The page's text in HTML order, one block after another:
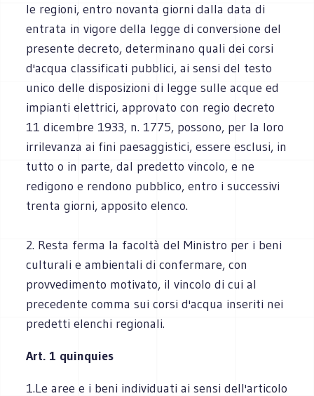
le regioni, entro novanta giorni dalla data di
entrata in vigore della legge di conversione del
presente decreto, determinano quali dei corsi
d'acqua classificati pubblici, ai sensi del testo
unico delle disposizioni di legge sulle acque ed
impianti elettrici, approvato con regio decreto
11 dicembre 1933, n. 1775, possono, per la loro
irrilevanza ai fini paesaggistici, essere esclusi, in
tutto o in parte, dal predetto vincolo, e ne
redigono e rendono pubblico, entro i successivi
trenta giorni, apposito elenco.
2. Resta ferma la facoltà del Ministro per i beni
culturali e ambientali di confermare, con
provvedimento motivato, il vincolo di cui al
precedente comma sui corsi d'acqua inseriti nei
predetti elenchi regionali.
Art. 1 quinquies
1.Le aree e i beni individuati ai sensi dell'articolo